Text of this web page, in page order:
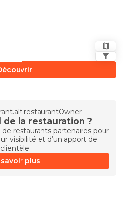
de la restauration ?
restaurants partenaires pour
visibilité et d’un apport de
clientèle
savoir plus